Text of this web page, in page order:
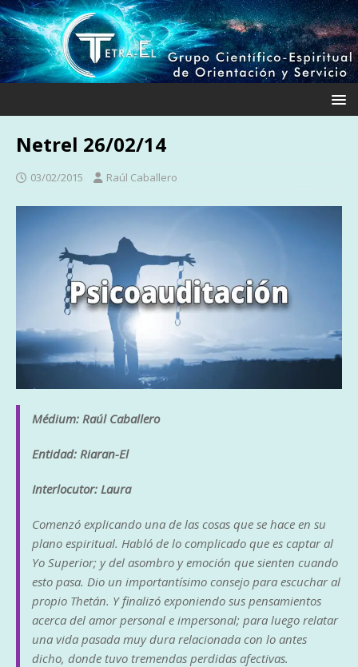
Netrel 26/02/14
03/02/2015 Raúl Caballero
Médium: Raúl Caballero
Entidad: Riaran-El
Interlocutor: Laura
Comenzó explicando una de las cosas que se hace en su
plano espiritual. Habló de lo complicado que es captar al
Yo Superior; y del asombro y emoción que sienten cuando
esto pasa. Dio un importantísimo consejo para escuchar al
propio Thetán. Y finalizó exponiendo sus pensamientos
acerca del amor personal e impersonal; para luego relatar
una vida pasada muy dura relacionada con lo antes
dicho, donde tuvo tremendas perdidas afectivas.